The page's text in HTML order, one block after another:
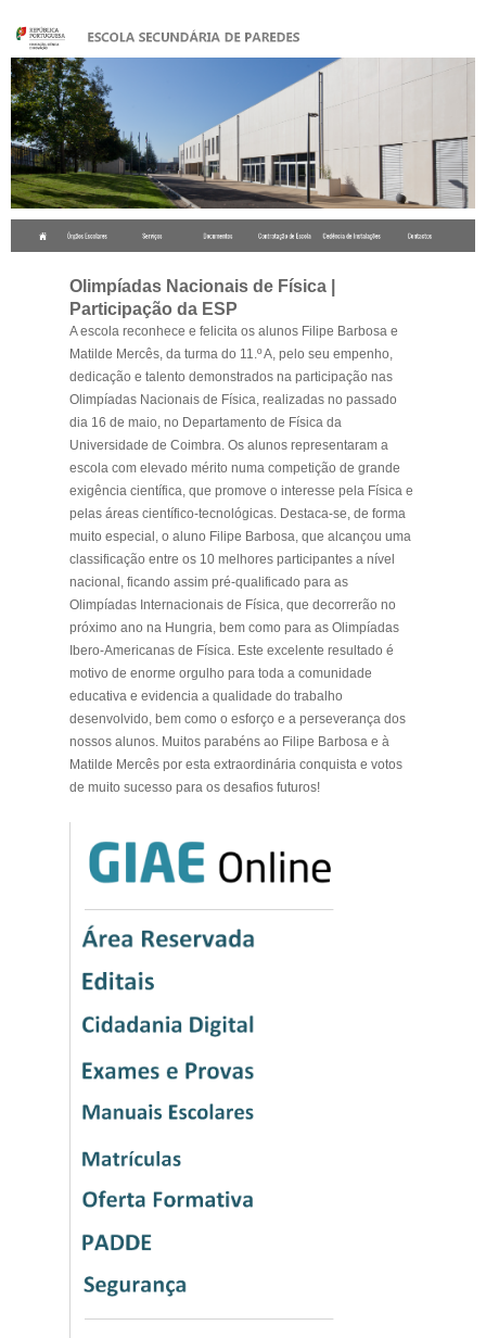
Olimpíadas Nacionais de Física |
Participação da ESP
A escola reconhece e felicita os alunos Filipe Barbosa e
Matilde Mercês, da turma do 11.º A, pelo seu empenho,
dedicação e talento demonstrados na participação nas
Olimpíadas Nacionais de Física, realizadas no passado
dia 16 de maio, no Departamento de Física da
Universidade de Coimbra. Os alunos representaram a
escola com elevado mérito numa competição de grande
exigência científica, que promove o interesse pela Física e
pelas áreas científico-tecnológicas. Destaca-se, de forma
muito especial, o aluno Filipe Barbosa, que alcançou uma
classificação entre os 10 melhores participantes a nível
nacional, ficando assim pré-qualificado para as
Olimpíadas Internacionais de Física, que decorrerão no
próximo ano na Hungria, bem como para as Olimpíadas
Ibero-Americanas de Física. Este excelente resultado é
motivo de enorme orgulho para toda a comunidade
educativa e evidencia a qualidade do trabalho
desenvolvido, bem como o esforço e a perseverança dos
nossos alunos. Muitos parabéns ao Filipe Barbosa e à
Matilde Mercês por esta extraordinária conquista e votos
de muito sucesso para os desafios futuros!